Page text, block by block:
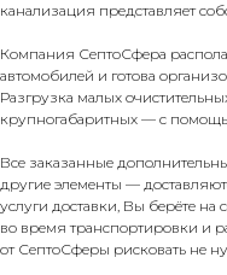
канализация представляет
Компания СептоСфера
автомобилей и готова
Разгрузка малых
крупногабаритных — с
Все заказанные
другие элементы —
услуги доставки, Вы берёте на
во время транспортировки и
от СептоСферы рисковать не